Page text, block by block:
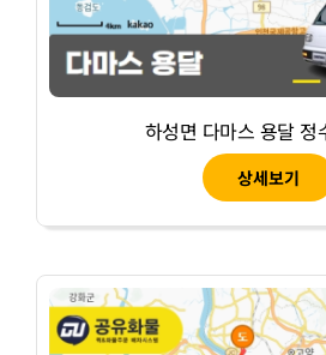
하성면 다마스 용달 정
상세보기